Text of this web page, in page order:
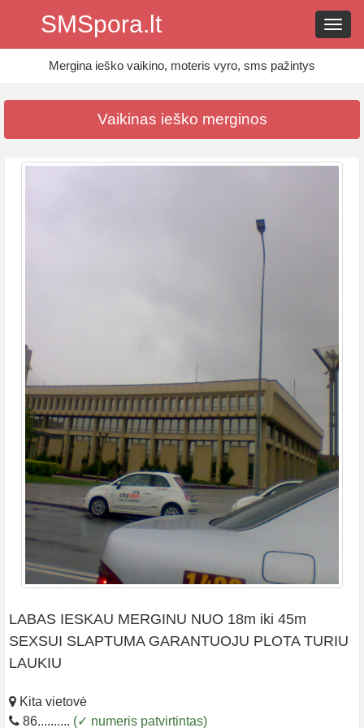
SMSpora.lt
Mergina ieško vaikino, moteris vyro, sms pažintys
Vaikinas ieško merginos
LABAS IESKAU MERGINU NUO 18m iki 45m
SEXSUI SLAPTUMA GARANTUOJU PLOTA TURIU
LAUKIU
Kita vietovė
86.......... (✓ numeris patvirtintas)